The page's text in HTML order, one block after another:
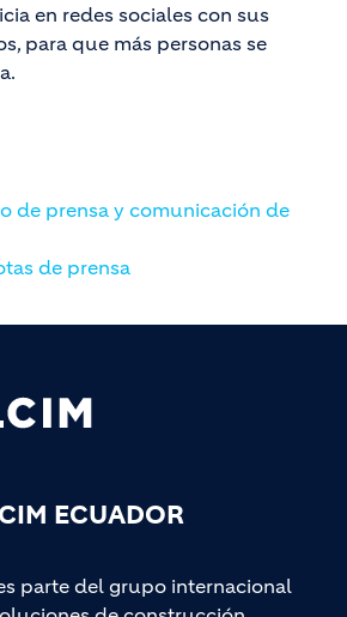
en redes sociales con sus
para que más personas se
de prensa y comunicación de
de prensa
ECUADOR
parte del grupo internacional